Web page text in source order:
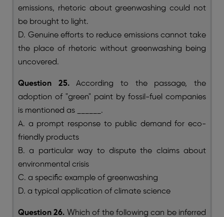
emissions, rhetoric about greenwashing could not
be brought to light.
D. Genuine efforts to reduce emissions cannot take
the place of rhetoric without greenwashing being
uncovered.
Question 25.According to the passage, the
adoption of "green" paint by fossil-fuel companies
is mentioned as ______.
A. a prompt response to public demand for eco-
friendly products
B. a particular way to dispute the claims about
environmental crisis
C. a specific example of greenwashing
D. a typical application of climate science
Question 26. Which of the following can be inferred